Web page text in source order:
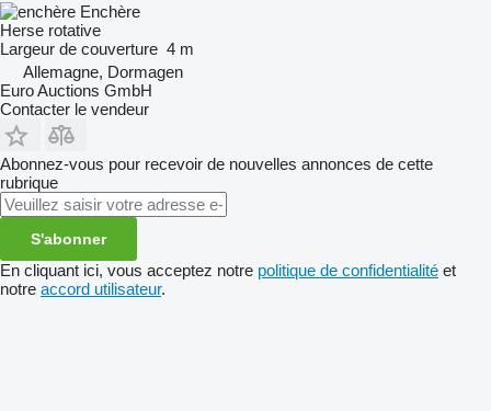
Enchère
Herse rotative
Largeur de couverture 4 m
Allemagne, Dormagen
Euro Auctions GmbH
Contacter le vendeur
Abonnez-vous pour recevoir de nouvelles annonces de cette
rubrique
S'abonner
En cliquant ici, vous acceptez notre politique de confidentialité et
notre accord utilisateur.